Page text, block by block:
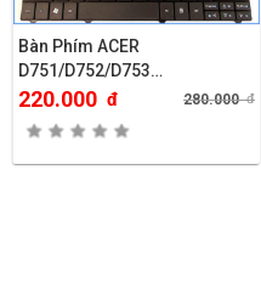
Bàn Phím ACER
D751/D752/D753…
220.000 đ 280.000đ